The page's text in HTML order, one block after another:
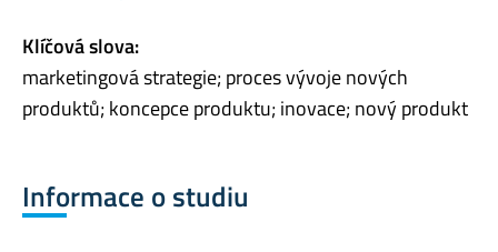
Klíčová slova:
marketingová strategie; proces vývoje nových
produktů; koncepce produktu; inovace; nový produkt
Informace o studiu